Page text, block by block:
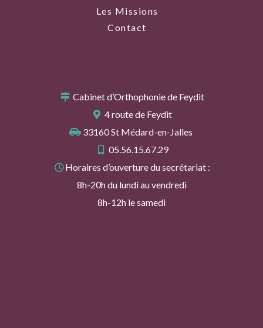
Les Missions
Contact
Cabinet d’Orthophonie de Feydit
4 route de Feydit
33160 St Médard-en-Jalles
05.56.15.67.29
Horaires d’ouverture du secrétariat :
8h-20h du lundi au vendredi
8h-12h le samedi